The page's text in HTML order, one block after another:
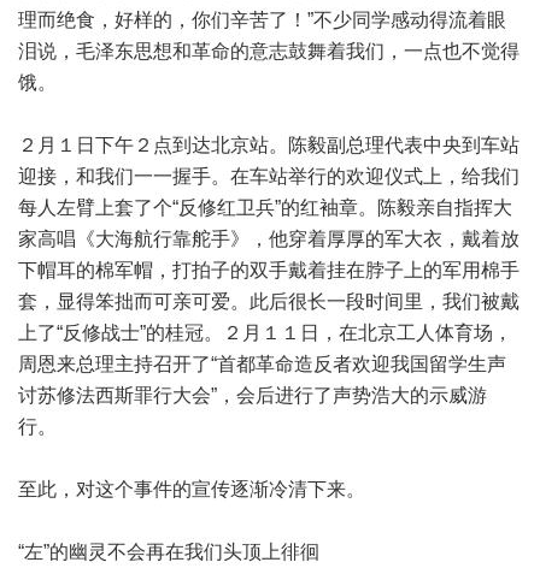
理而绝食，好样的，你们辛苦了！”不少同学感动得流着眼
泪说，毛泽东思想和革命的意志鼓舞着我们，一点也不觉得
饿。
２月１日下午２点到达北京站。陈毅副总理代表中央到车站
迎接，和我们一一握手。在车站举行的欢迎仪式上，给我们
每人左臂上套了个“反修红卫兵”的红袖章。陈毅亲自指挥大
家高唱《大海航行靠舵手》，他穿着厚厚的军大衣，戴着放
下帽耳的棉军帽，打拍子的双手戴着挂在脖子上的军用棉手
套，显得笨拙而可亲可爱。此后很长一段时间里，我们被戴
上了“反修战士”的桂冠。２月１１日，在北京工人体育场，
周恩来总理主持召开了“首都革命造反者欢迎我国留学生声
讨苏修法西斯罪行大会”，会后进行了声势浩大的示威游
行。
至此，对这个事件的宣传逐渐冷清下来。
“左”的幽灵不会再在我们头顶上徘徊